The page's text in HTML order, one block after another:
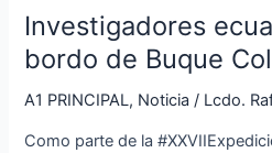
Investigadores
bordo de Buque
A1 PRINCIPAL, Noticia / Lcdo.
Como parte de la
a
bordo
Buque
Colombiano